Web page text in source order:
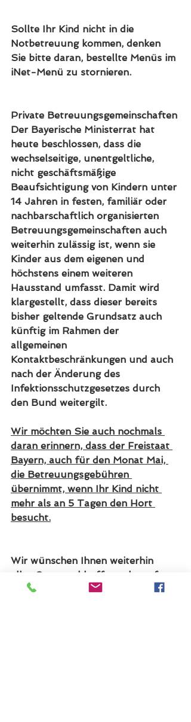
Sollte Ihr Kind nicht in die
Notbetreuung kommen, denken
Sie bitte daran, bestellte Menüs im
iNet-Menü zu stornieren.
Private Betreuungsgemeinschaften
Der Bayerische Ministerrat hat
heute beschlossen, dass die
wechselseitige, unentgeltliche,
nicht geschäftsmäßige
Beaufsichtigung von Kindern unter
14 Jahren in festen, familiär oder
nachbarschaftlich organisierten
Betreuungsgemeinschaften auch
weiterhin zulässig ist, wenn sie
Kinder aus dem eigenen und
höchstens einem weiteren
Hausstand umfasst. Damit wird
klargestellt, dass dieser bereits
bisher geltende Grundsatz auch
künftig im Rahmen der
allgemeinen
Kontaktbeschränkungen und auch
nach der Änderung des
Infektionsschutzgesetzes durch
den Bund weitergilt.
Wir möchten Sie auch nochmals
daran erinnern, dass der Freistaat
Bayern, auch für den Monat Mai,
die Betreuungsgebühren
übernimmt, wenn Ihr Kind nicht
mehr als an 5 Tagen den Hort
besucht.
Wir wünschen Ihnen weiterhin
alles Gute und hoffen sehr auf
baldige erfreulichere Nachrichten.